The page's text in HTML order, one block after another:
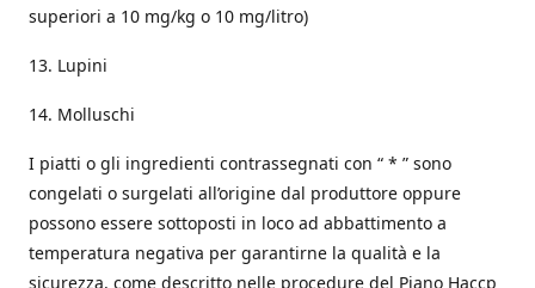
superiori a 10 mg/kg o 10 mg/litro)
13. Lupini
14. Molluschi
I piatti o gli ingredienti contrassegnati con “ * ” sono
congelati o surgelati all’origine dal produttore oppure
possono essere sottoposti in loco ad abbattimento a
temperatura negativa per garantirne la qualità e la
sicurezza, come descritto nelle procedure del Piano Haccp